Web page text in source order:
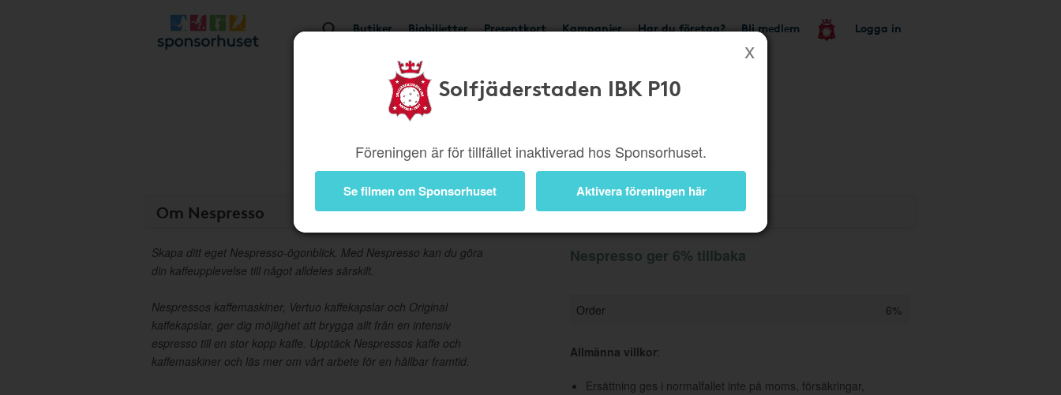
Butiker Biobiljetter Presentkort Kampanjer Har du företag? Bli medlem Logga in
Solfjäderstaden IBK P10
Föreningen är för tillfället inaktiverad hos Sponsorhuset.
Se filmen om Sponsorhuset Aktivera föreningen här
Om Nespresso
Skapa ditt eget Nespresso-ögonblick. Med Nespresso kan du göra
din kaffeupplevelse till något alldeles särskilt.
Nespressos kaffemaskiner, Vertuo kaffekapslar och Original
kaffekapslar, ger dig möjlighet att brygga allt från en intensiv
espresso till en stor kopp kaffe. Upptäck Nespressos kaffe och
kaffemaskiner och läs mer om vårt arbete för en hållbar framtid.
Information
Nespresso ger 6% tillbaka
Order 6%
Allmänna villkor:
Ersättning ges i normalfallet inte på moms, försäkringar,